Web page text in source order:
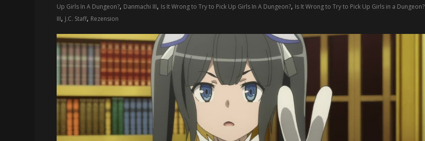
Up Girls In A Dungeon?, Danmachi III, Is It Wrong to Try to Pick Up Girls In A Dungeon?, Is It Wrong to Try to Pick Up Girls in a Dungeon?
III, J.C. Staff, Rezension